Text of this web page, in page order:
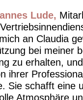
Lude
an Claudia
bei meiner
zu erhalten,
ihrer
Sie schafft eine
Atmosphäre